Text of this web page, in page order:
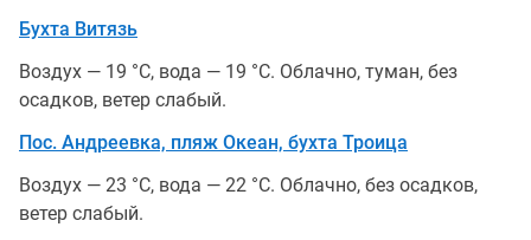
Бухта Витязь
Воздух — 19 °С, вода — 19 °С. Облачно, туман, без
осадков, ветер слабый.
Пос. Андреевка, пляж Океан, бухта Троица
Воздух — 23 °С, вода — 22 °С. Облачно, без осадков,
ветер слабый.